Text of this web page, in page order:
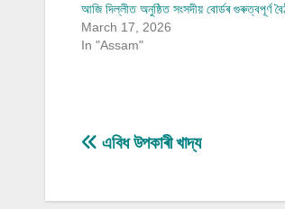
আজি দিল্লীত অনুষ্ঠিত সংসদীয় বোৰ্ডৰ গুৰুত্বপূৰ্ণ
March 17, 2026
In "Assam"
Post
এবিধ উপকাৰী খাদ্য